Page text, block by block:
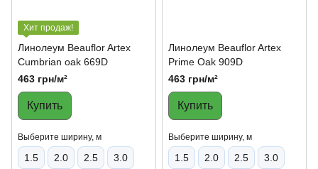
Хит продаж!
Линолеум Beauflor Artex
Cumbrian oak 669D
463 грн/м²
Купить
Выберите ширину, м
1.5 2.0 2.5 3.0
Линолеум Beauflor Artex
Prime Oak 909D
463 грн/м²
Купить
Выберите ширину, м
1.5 2.0 2.5 3.0